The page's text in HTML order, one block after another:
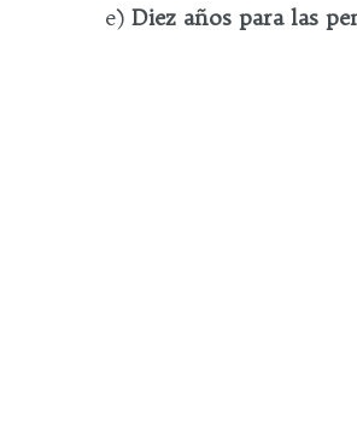
e) Diez años para las